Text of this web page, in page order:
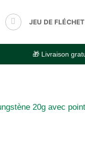
JEU DE
🎁 Livraison